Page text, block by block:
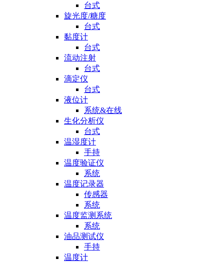
台式
旋光度/糖度
台式
黏度计
台式
流动注射
台式
滴定仪
台式
液位计
系统&在线
生化分析仪
台式
温湿度计
手持
温度验证仪
系统
温度记录器
传感器
系统
温度监测系统
系统
油品测试仪
手持
温度计